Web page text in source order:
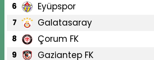
6 Eyüpspor
7 Galatasaray
8 Çorum FK
9 Gaziantep FK